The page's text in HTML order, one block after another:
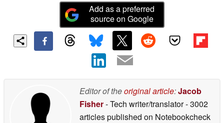
Add as a preferred
source on Google
Editor of theoriginal article:Jacob
Fisher- Tech writer/translator- 3002
articles published on Notebookcheck